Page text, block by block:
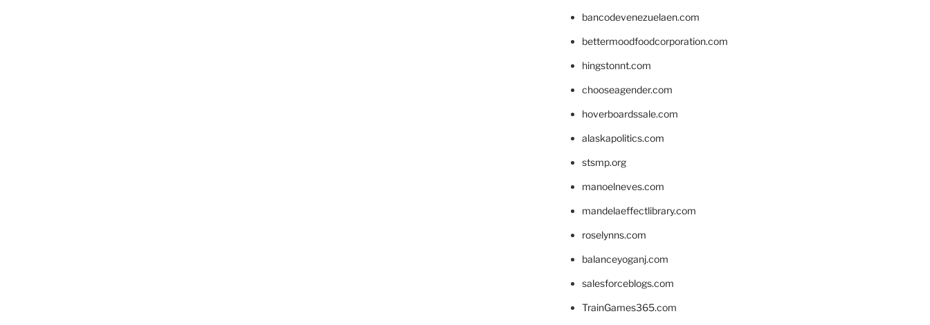
bancodevenezuelaen.com
bettermoodfoodcorporation.com
hingstonnt.com
chooseagender.com
hoverboardssale.com
alaskapolitics.com
stsmp.org
manoelneves.com
mandelaeffectlibrary.com
roselynns.com
balanceyoganj.com
salesforceblogs.com
TrainGames365.com